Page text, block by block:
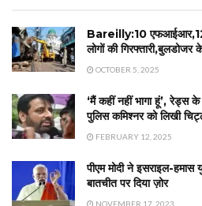
Bareilly:10
लोगों की गिरफ्तारी,बुलडोजर
OCTOBER 5, 2025
‘मैं कहीं नहीं भागा हूं’, रेड्स
पुलिस कमिश्नर को लिखी
FEBRUARY 12, 2025
पीएम मोदी ने इसराइल-हमास
बातचीत पर दिया ज़ोर
NOVEMBER 17, 2023